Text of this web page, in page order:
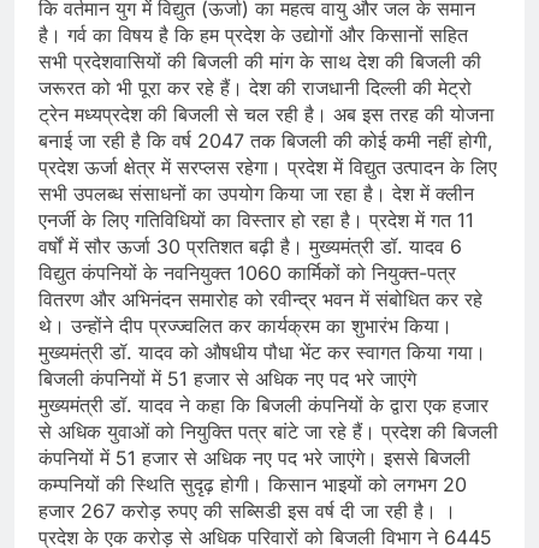
कि वर्तमान युग में विद्युत (ऊर्जा) का महत्व वायु और जल के समान
है। गर्व का विषय है कि हम प्रदेश के उद्योगों और किसानों सहित
सभी प्रदेशवासियों की बिजली की मांग के साथ देश की बिजली की
जरूरत को भी पूरा कर रहे हैं। देश की राजधानी दिल्ली की मेट्रो
ट्रेन मध्यप्रदेश की बिजली से चल रही है। अब इस तरह की योजना
बनाई जा रही है कि वर्ष 2047 तक बिजली की कोई कमी नहीं होगी,
प्रदेश ऊर्जा क्षेत्र में सरप्लस रहेगा। प्रदेश में विद्युत उत्पादन के लिए
सभी उपलब्ध संसाधनों का उपयोग किया जा रहा है। देश में क्लीन
एनर्जी के लिए गतिविधियों का विस्तार हो रहा है। प्रदेश में गत 11
वर्षों में सौर ऊर्जा 30 प्रतिशत बढ़ी है। मुख्यमंत्री डॉ. यादव 6
विद्युत कंपनियों के नवनियुक्त 1060 कार्मिकों को नियुक्त-पत्र
वितरण और अभिनंदन समारोह को रवीन्द्र भवन में संबोधित कर रहे
थे। उन्होंने दीप प्रज्ज्वलित कर कार्यक्रम का शुभारंभ किया।
मुख्यमंत्री डॉ. यादव को औषधीय पौधा भेंट कर स्वागत किया गया।
बिजली कंपनियों में 51 हजार से अधिक नए पद भरे जाएंगे
मुख्यमंत्री डॉ. यादव ने कहा कि बिजली कंपनियों के द्वारा एक हजार
से अधिक युवाओं को नियुक्ति पत्र बांटे जा रहे हैं। प्रदेश की बिजली
कंपनियों में 51 हजार से अधिक नए पद भरे जाएंगे। इससे बिजली
कम्पनियों की स्थिति सुदृढ़ होगी। किसान भाइयों को लगभग 20
हजार 267 करोड़ रुपए की सब्सिडी इस वर्ष दी जा रही है। ।
प्रदेश के एक करोड़ से अधिक परिवारों को बिजली विभाग ने 6445